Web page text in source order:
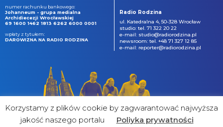
numer rachunku bankowego:
Johanneum - grupa medialna
Archidiecezji Wrocławskiej
69 1600 1462 1813 6262 6000 0001
wpłaty z tytułem:
DAROWIZNA NA RADIO RODZINA
Radio Rodzina
ul. Katedralna 4, 50-328 Wrocław
studio: tel. 71 322 20 22
e-mail: studio@radiorodzina.pl
newsroom: tel. +48 71 327 12 85
e-mail: reporter@radiorodzina.pl
Korzystamy z plików cookie by zagwarantować najwyższa
jakość naszego portalu
Poliyka prywatności